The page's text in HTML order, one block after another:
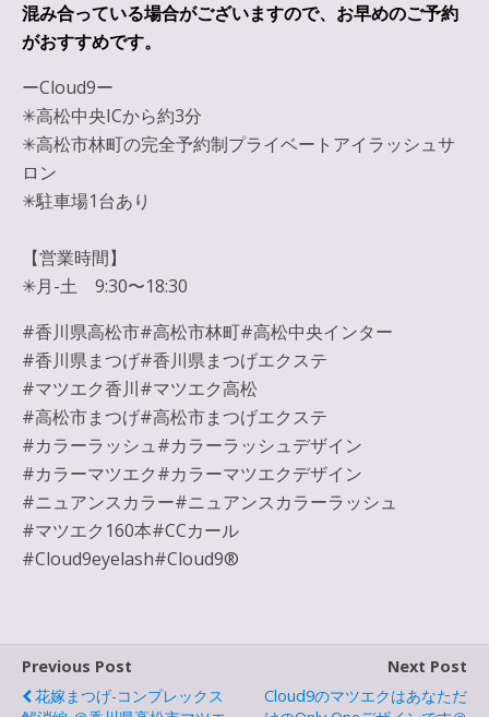
混み合っている場合がございますので、お早めのご予約
がおすすめです。
ーCloud9ー
✳︎高松中央ICから約3分
✳︎高松市林町の完全予約制プライベートアイラッシュサ
ロン
✳︎駐車場1台あり
【営業時間】
✳︎月-土 9:30〜18:30
#香川県高松市#高松市林町#高松中央インター
#香川県まつげ#香川県まつげエクステ
#マツエク香川#マツエク高松
#高松市まつげ#高松市まつげエクステ
#カラーラッシュ#カラーラッシュデザイン
#カラーマツエク#カラーマツエクデザイン
#ニュアンスカラー#ニュアンスカラーラッシュ
#マツエク160本#CCカール
#Cloud9eyelash#Cloud9®︎
Previous Post
花嫁まつげ-コンプレックス
Next Post
Cloud9のマツエクはあなただ